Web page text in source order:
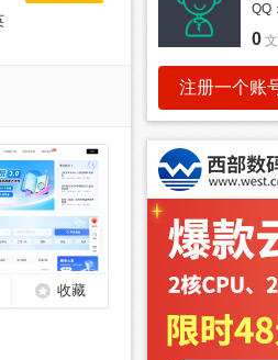
收藏
QQ：
0
注册一个账